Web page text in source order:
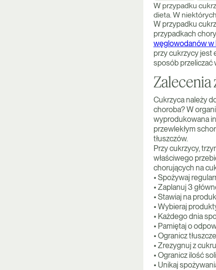
W przypadku
dieta. W
W przypadku
przypadkach
węglowodanów w
przy cukrzycy jest
sposób przeliczać
Cukrzyca należy
choroba? W
wyprodukowana
przewlekłym
tłuszczów.
Przy cukrzycy,
właściwego
chorujących na
• Spożywaj
• Zaplanuj 3
• Stawiaj na
• Wybieraj
• Każdego dnia
• Pamiętaj o
• Ogranicz
• Zrezygnuj z cukru
• Ogranicz ilość
• Unikaj